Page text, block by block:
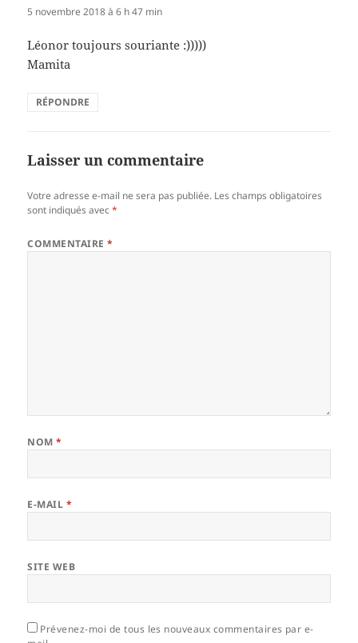
5 novembre 2018 à 6 h 47 min
Léonor toujours souriante :)))))
Mamita
RÉPONDRE
Laisser un commentaire
Votre adresse e-mail ne sera pas publiée. Les champs obligatoires
sont indiqués avec*
COMMENTAIRE*
NOM*
E-MAIL *
SITE WEB
Prévenez-moi de tous les nouveaux commentaires par e-